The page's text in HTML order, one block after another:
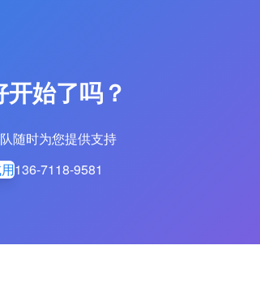
开始了吗？
随时为您提供支持
136-7118-9581